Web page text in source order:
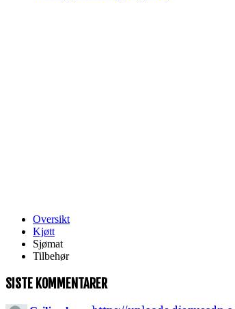
Oversikt
Kjøtt
Sjømat
Tilbehør
SISTE KOMMENTARER